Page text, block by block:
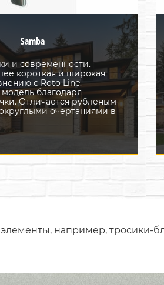
Samba
и современности.
короткая и широкая
с Roto Line.
благодаря
Отличается рубленым
очертаниями в
например, тросики-